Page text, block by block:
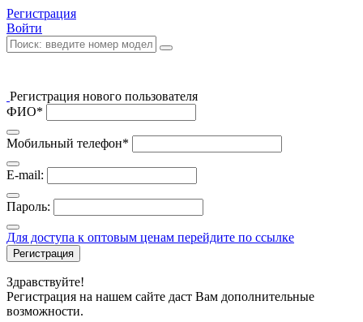
Регистрация
Войти
Регистрация нового пользователя
ФИО*
Мобильный телефон*
E-mail:
Пароль:
Для доступа к оптовым ценам перейдите по ссылке
Регистрация
Здравствуйте!
Регистрация на нашем сайте даст Вам дополнительные
возможности.